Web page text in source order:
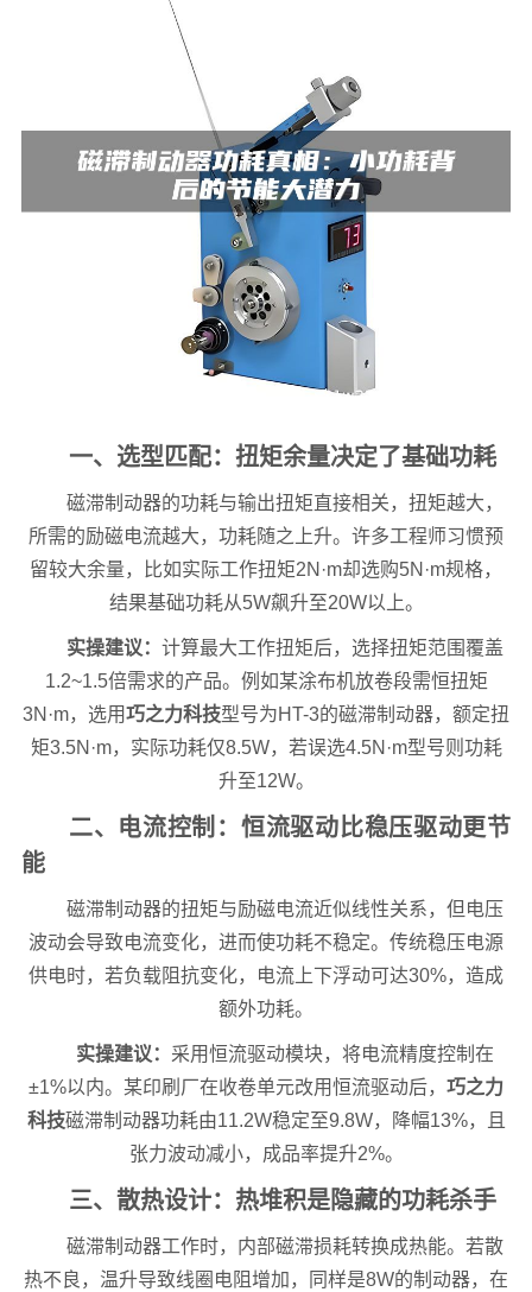
一、选型匹配：扭矩余量决定了基础功耗
磁滞制动器的功耗与输出扭矩直接相关，扭矩越大，
所需的励磁电流越大，功耗随之上升。许多工程师习惯预
留较大余量，比如实际工作扭矩2N·m却选购5N·m规格，
结果基础功耗从5W飙升至20W以上。
实操建议： 计算最大工作扭矩后，选择扭矩范围覆盖
1.2~1.5倍需求的产品。例如某涂布机放卷段需恒扭矩
3N·m，选用巧之力科技型号为HT-3的磁滞制动器，额定扭
矩3.5N·m，实际功耗仅8.5W，若误选4.5N·m型号则功耗
升至12W。
二、电流控制：恒流驱动比稳压驱动更节
能
磁滞制动器的扭矩与励磁电流近似线性关系，但电压
波动会导致电流变化，进而使功耗不稳定。传统稳压电源
供电时，若负载阻抗变化，电流上下浮动可达30%，造成
额外功耗。
实操建议： 采用恒流驱动模块，将电流精度控制在
±1%以内。某印刷厂在收卷单元改用恒流驱动后， 巧之力
科技磁滞制动器功耗由11.2W稳定至9.8W，降幅13%，且
张力波动减小，成品率提升2%。
三、散热设计：热堆积是隐藏的功耗杀手
磁滞制动器工作时，内部磁滞损耗转换成热能。若散
热不良，温升导致线圈电阻增加，同样是8W的制动器，在